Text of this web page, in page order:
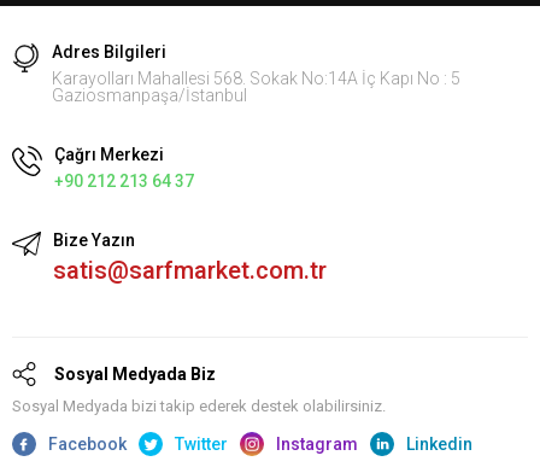
Adres Bilgileri
Karayolları Mahallesi 568. Sokak No:14A İç Kapı No : 5
Gaziosmanpaşa/İstanbul
Çağrı Merkezi
+90 212 213 64 37
Bize Yazın
satis@sarfmarket.com.tr
Sosyal Medyada Biz
Sosyal Medyada bizi takip ederek destek olabilirsiniz.
Facebook Twitter Instagram Linkedin